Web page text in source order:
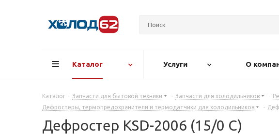
Каталог Услуги О
Каталог - Запчасти для бытовой техники - Запчасти для холодильников -
Дефростеры, термопредохранители и термодатчики для холодильников
-
Дефростер KSD-2006 (15/0 С)